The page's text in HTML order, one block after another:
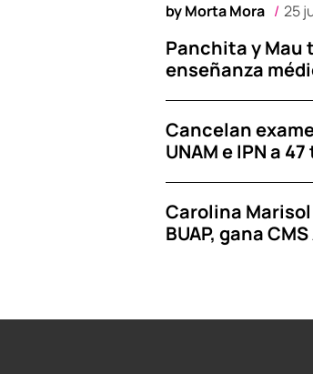
byMorta Mora 25
Panchita y Mau
enseñanza
Cancelan
UNAM e IPN a
Carolina
BUAP, gana